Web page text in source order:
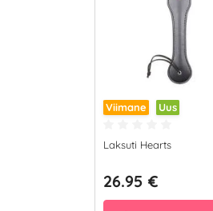
Viimane Uus
Laksuti Hearts
26.95 €